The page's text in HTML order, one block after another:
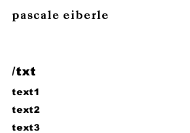
pascale eiberle
/txt
text1
text2
text3